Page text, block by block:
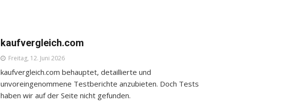
kaufvergleich.com
Freitag, 12. Juni 2026
kaufvergleich.com behauptet, detaillierte und
unvoreingenommene Testberichte anzubieten. Doch Tests
haben wir auf der Seite nicht gefunden.